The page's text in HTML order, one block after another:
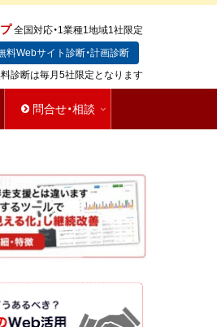
全国対応・1業種1地域1社限定
料Webサイト診断・計画診断
診断は毎月5社限定となります
問合せ・相談